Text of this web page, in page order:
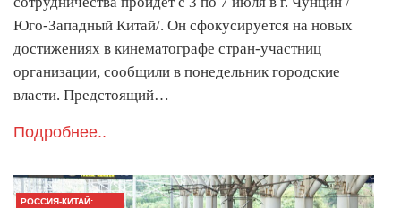
Юго-Западный Китай/. Он сфокусируется на новых
достижениях в кинематографе стран-участниц
организации, сообщили в понедельник городские
власти. Предстоящий…
Подробнее..
РОССИЯ-КИТАЙ: